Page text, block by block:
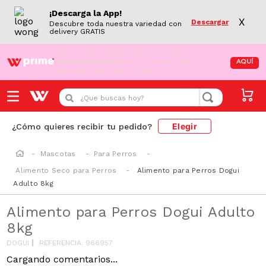
¡Descarga la App!
Descubre toda nuestra variedad con
delivery GRATIS
Descargar X
¡Aún no eres Wong Prime! Aprovecha el
DESPACHO GRATIS en tus compras de
supermercado desde S/79.90
AQUÍ
¿Que buscas hoy?
¿Cómo quieres recibir tu pedido? Elegir
Mascotas
Para Perros
Alimento Seco para Perros
Alimento para Perros Dogui
Adulto 8kg
Alimento para Perros Dogui Adulto
8kg
DOGUI REFERENCIA: 966957
Cargando comentarios...